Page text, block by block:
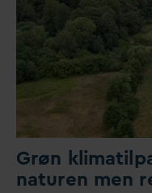
Grøn
naturen men